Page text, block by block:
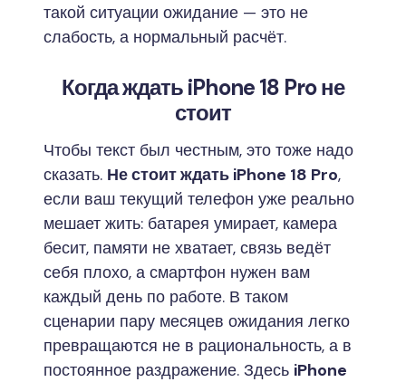
такой ситуации ожидание — это не
слабость, а нормальный расчёт.
Когда ждать iPhone 18 Pro не
стоит
Чтобы текст был честным, это тоже надо
сказать. Не стоит ждать iPhone 18 Pro,
если ваш текущий телефон уже реально
мешает жить: батарея умирает, камера
бесит, памяти не хватает, связь ведёт
себя плохо, а смартфон нужен вам
каждый день по работе. В таком
сценарии пару месяцев ожидания легко
превращаются не в рациональность, а в
постоянное раздражение. Здесь iPhone